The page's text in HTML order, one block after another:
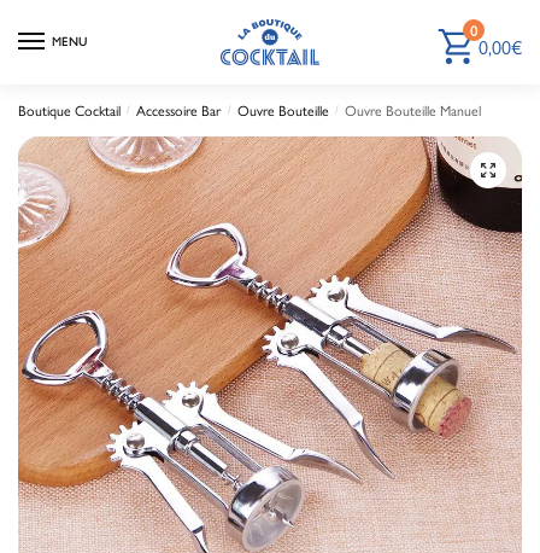
MENU 0
0,00€
Boutique Cocktail / Accessoire Bar / Ouvre Bouteille / Ouvre Bouteille Manuel
🔍